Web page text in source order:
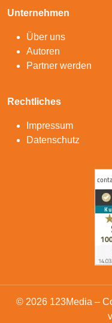
Unternehmen
Über uns
Autoren
Partner werden
Rechtliches
Impressum
Datenschutz
© 2026 123Media –